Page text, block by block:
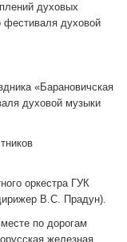
духовых
фестиваля духовой
«Барановичская
духовой музыки
оркестра ГУК
В.С. Прадун).
по дорогам
железная